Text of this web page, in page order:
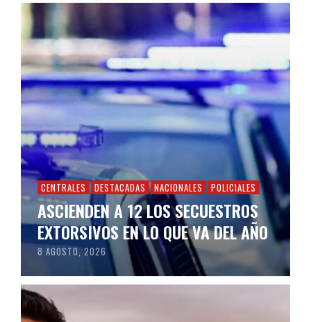
CENTRALES DESTACADAS NACIONALES POLICIALES
ASCIENDEN A 12 LOS SECUESTROS
EXTORSIVOS EN LO QUE VA DEL AÑO
8 AGOSTO, 2026